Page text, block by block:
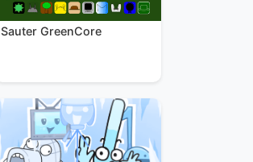
Sauter GreenCore